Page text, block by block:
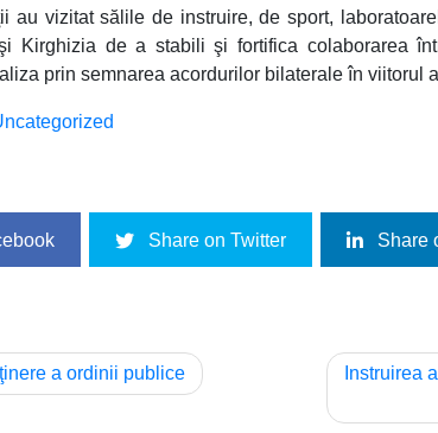
au vizitat sălile de instruire, de sport,
Kirghizia de a stabili şi fortifica colaborarea
prin semnarea acordurilor bilaterale în viitorul
Share on Twitter Share
a ordinii publice
Instruirea